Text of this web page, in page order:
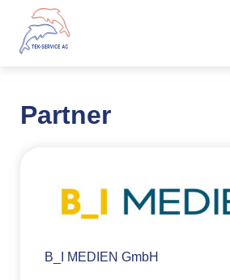
Partner
B_I MEDIEN GmbH